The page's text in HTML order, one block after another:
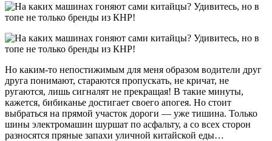
Но каким-то непостижимым для меня образом водители друг
друга понимают, стараются пропускать, не кричат, не
ругаются, лишь сигналят не прекращая! В такие минуты,
кажется, бибиканье достигает своего апогея. Но стоит
выбраться на прямой участок дороги — уже тишина. Только
шины электромашин шуршат по асфальту, а со всех сторон
разносятся пряные запахи уличной китайской еды…